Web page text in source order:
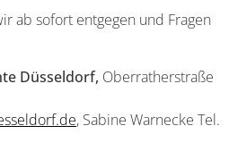
ab sofort entgegen und Fragen
Düsseldorf, Oberratherstraße
, Sabine Warnecke Tel.